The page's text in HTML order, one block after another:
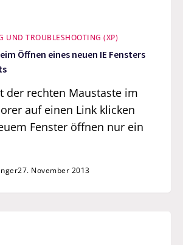
UND TROUBLESHOOTING (XP)
Öffnen eines neuen IE Fensters
der rechten Maustaste im
auf einen Link klicken
Fenster öffnen nur ein
27. November 2013